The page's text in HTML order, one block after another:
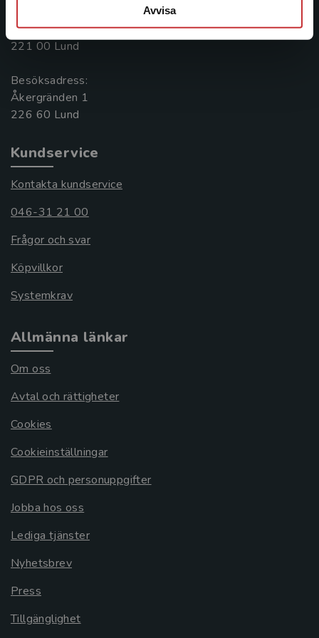
Avvisa
Box 141
221 00 Lund
Besöksadress:
Åkergränden 1
Kundservice
Kontakta kundservice
046-31 21 00
Frågor och svar
Köpvillkor
Systemkrav
Allmänna länkar
Om oss
Avtal och rättigheter
Cookies
Cookieinställningar
GDPR och personuppgifter
Jobba hos oss
Lediga tjänster
Nyhetsbrev
Press
Tillgänglighet